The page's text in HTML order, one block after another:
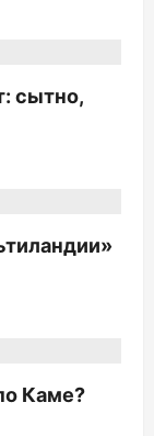
сытно,
Каме?